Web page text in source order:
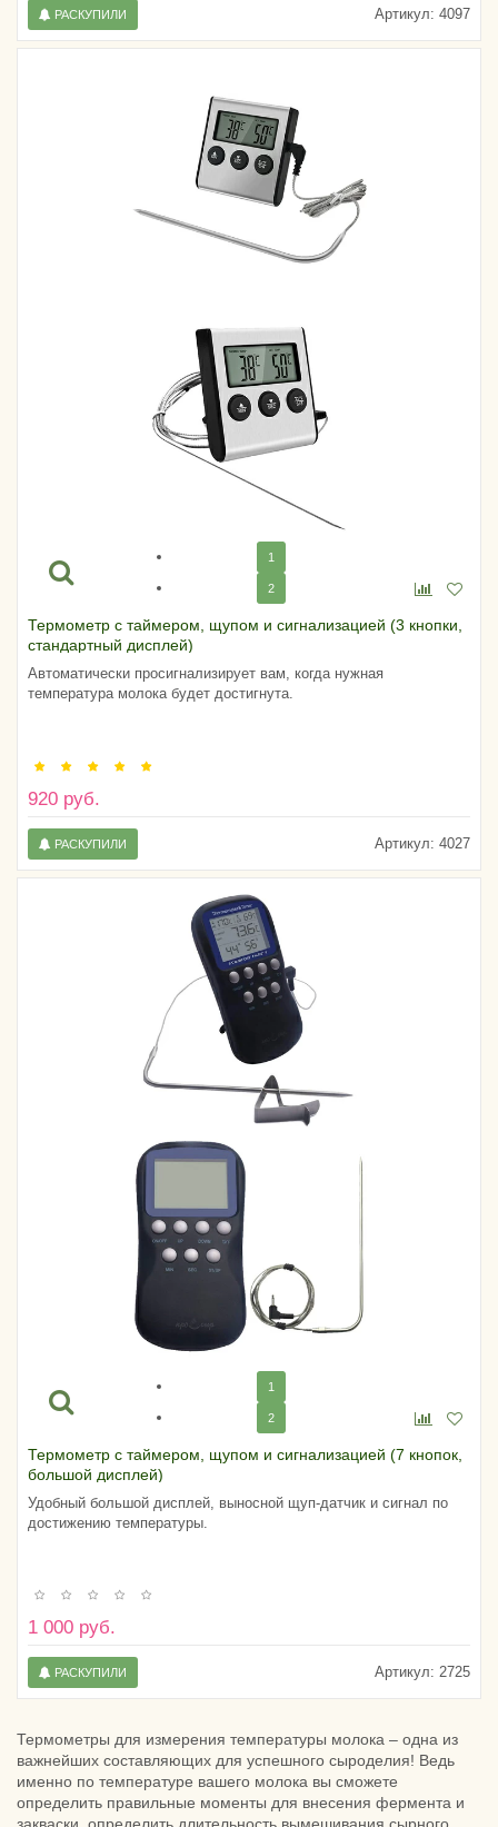
Артикул: 4097
РАСКУПИЛИ
1
2
Термометр с таймером, щупом и сигнализацией (3 кнопки,
стандартный дисплей)
Автоматически просигнализирует вам, когда нужная
температура молока будет достигнута.
920 руб.
Артикул: 4027
РАСКУПИЛИ
1
2
Термометр с таймером, щупом и сигнализацией (7 кнопок,
большой дисплей)
Удобный большой дисплей, выносной щуп-датчик и сигнал по
достижению температуры.
1 000 руб.
Артикул: 2725
РАСКУПИЛИ
Термометры для измерения температуры молока – одна из
важнейших составляющих для успешного сыроделия! Ведь
именно по температуре вашего молока вы сможете
определить правильные моменты для внесения фермента и